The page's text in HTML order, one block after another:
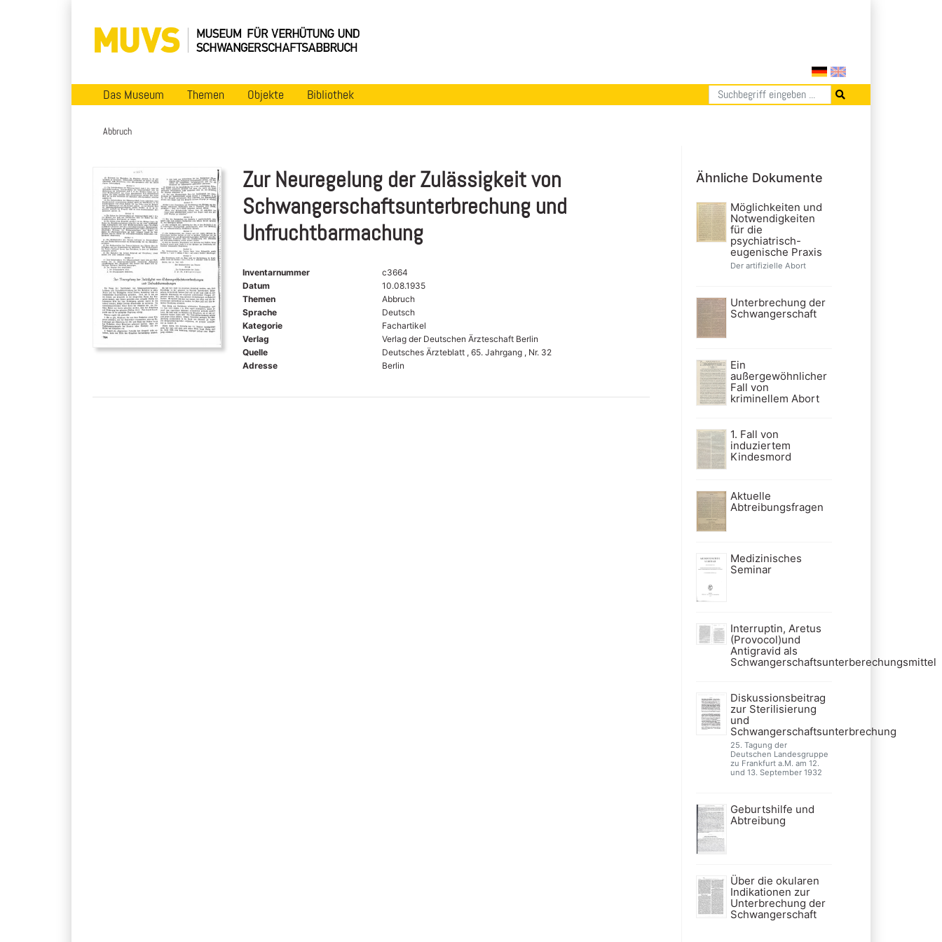
Das Museum Themen Objekte Bibliothek
Abbruch
Zur Neuregelung der Zulässigkeit von
Schwangerschaftsunterbrechung und
Unfruchtbarmachung
Inventarnummer
c3664
Datum
10.08.1935
Themen
Abbruch
Sprache
Deutsch
Kategorie
Fachartikel
Verlag
Verlag der Deutschen Ärzteschaft Berlin
Quelle
Deutsches Ärzteblatt , 65. Jahrgang , Nr. 32
Adresse
Berlin
Ähnliche Dokumente
Möglichkeiten und
Notwendigkeiten
für die
psychiatrisch-
eugenische Praxis
Der artifizielle Abort
Unterbrechung der
Schwangerschaft
Ein
außergewöhnlicher
Fall von
kriminellem Abort
1. Fall von
induziertem
Kindesmord
Aktuelle
Abtreibungsfragen
Medizinisches
Seminar
Interruptin, Aretus
(Provocol)und
Antigravid als
Schwangerschaftsunterberechungsmittel
Diskussionsbeitrag
zur Sterilisierung
und
Schwangerschaftsunterbrechung
25. Tagung der
Deutschen Landesgruppe
zu Frankfurt a.M. am 12.
und 13. September 1932
Geburtshilfe und
Abtreibung
Über die okularen
Indikationen zur
Unterbrechung der
Schwangerschaft